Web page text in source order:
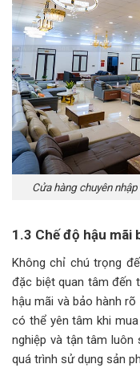
Cửa hàng chuyên
1.3 Chế độ hậu mãi
Không chỉ chú trọng
đặc biệt quan tâm đến
hậu mãi và bảo hành
có thể yên tâm khi
nghiệp và tận tâm
quá trình sử dụng sản